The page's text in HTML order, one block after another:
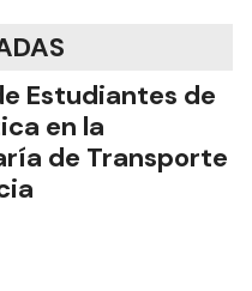
Estudiantes de
en la
de Transporte